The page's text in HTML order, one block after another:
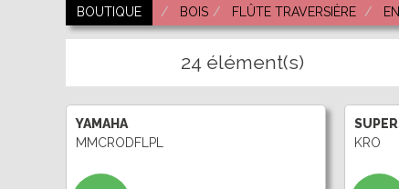
BOUTIQUE BOIS FLÛTE TRAVERSIÈRE
24 élément(s)
YAMAHA
MMCRODFLPL
KRO